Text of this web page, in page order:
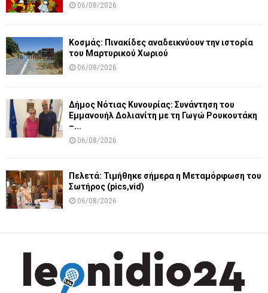
06/08/2026
Κοσμάς: Πινακίδες αναδεικνύουν την ιστορία
του Μαρτυρικού Χωριού
06/08/2026
Δήμος Νότιας Κυνουρίας: Συνάντηση του
Εμμανουήλ Δολιανίτη με τη Γωγώ Ρουκουτάκη
–...
06/08/2026
Πελετά: Τιμήθηκε σήμερα η Μεταμόρφωση του
Σωτήρος (pics,vid)
06/08/2026